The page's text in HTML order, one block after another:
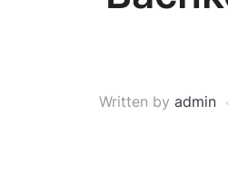
Written by admin